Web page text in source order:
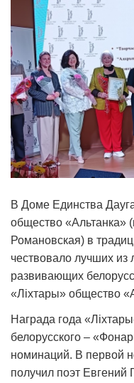
В Доме Единства
общество «Альтанка»
Романовская) в
чествовало лучших из
развивающих
«Ліхтары» общество
Награда года
белорусского –
номинаций. В первой
получил поэт Евгений